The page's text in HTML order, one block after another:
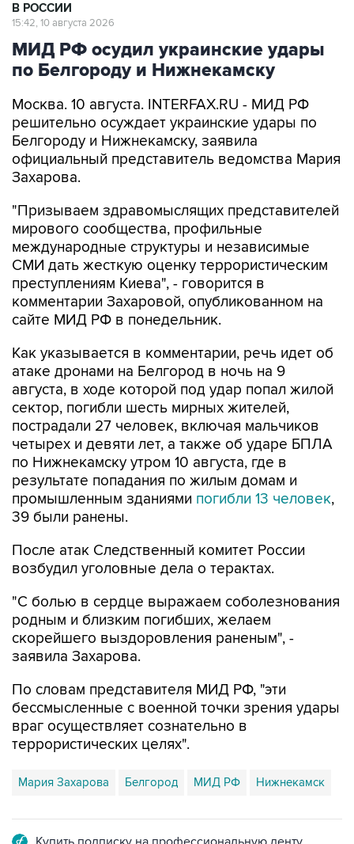
В РОССИИ
15:42, 10 августа 2026
МИД РФ осудил украинские удары
по Белгороду и Нижнекамску
Москва. 10 августа. INTERFAX.RU - МИД РФ
решительно осуждает украинские удары по
Белгороду и Нижнекамску, заявила
официальный представитель ведомства Мария
Захарова.
"Призываем здравомыслящих представителей
мирового сообщества, профильные
международные структуры и независимые
СМИ дать жесткую оценку террористическим
преступлениям Киева", - говорится в
комментарии Захаровой, опубликованном на
сайте МИД РФ в понедельник.
Как указывается в комментарии, речь идет об
атаке дронами на Белгород в ночь на 9
августа, в ходе которой под удар попал жилой
сектор, погибли шесть мирных жителей,
пострадали 27 человек, включая мальчиков
четырех и девяти лет, а также об ударе БПЛА
по Нижнекамску утром 10 августа, где в
результате попадания по жилым домам и
промышленным зданиями погибли 13 человек,
39 были ранены.
После атак Следственный комитет России
возбудил уголовные дела о терактах.
"С болью в сердце выражаем соболезнования
родным и близким погибших, желаем
скорейшего выздоровления раненым", -
заявила Захарова.
По словам представителя МИД РФ, "эти
бессмысленные с военной точки зрения удары
враг осуществляет сознательно в
террористических целях".
Мария Захарова Белгород МИД РФ Нижнекамск